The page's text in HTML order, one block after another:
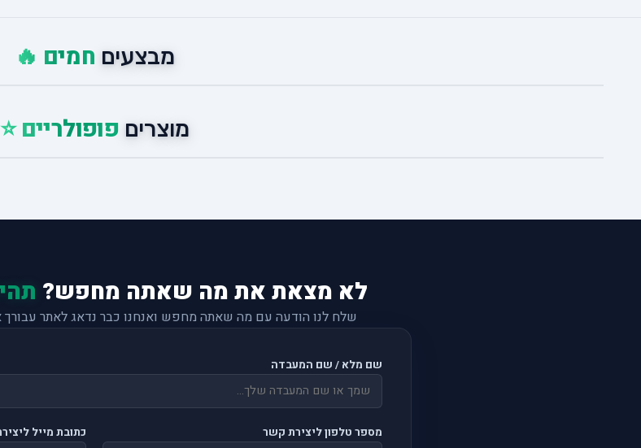
מבצעים חמים 🔥
מוצרים פופולריים ⭐
לא מצאת את מה שאתה מחפש?
שלח לנו הודעה עם מה שאתה מחפש ואנחנו כבר נדאג לאתר
שם מלא / שם המעבדה
מספר טלפון ליצירת קשר כתובת מייל